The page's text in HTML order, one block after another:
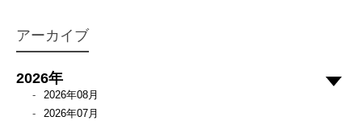
アーカイブ
2026年
2026年08月
2026年07月